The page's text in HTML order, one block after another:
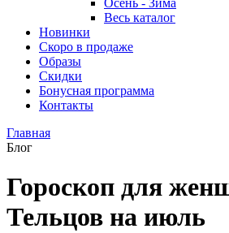
Осень - Зима
Весь каталог
Новинки
Скоро в продаже
Образы
Скидки
Бонусная программа
Контакты
Главная
Блог
Гороскоп для
Тельцов на июль